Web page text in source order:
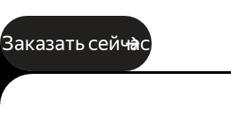
Заказать сейчас